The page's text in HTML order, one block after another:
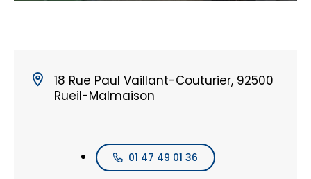
18 Rue Paul Vaillant-Couturier, 92500
Rueil-Malmaison
01 47 49 01 36